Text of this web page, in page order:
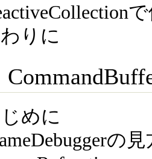
りに
めに
の見